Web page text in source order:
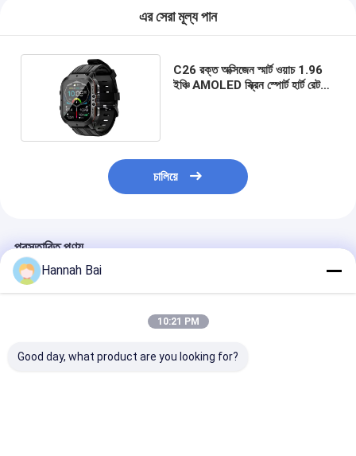
এর সেরা মূল্য পান
C26 রক্ত অক্সিজেন স্মার্ট ওয়াচ 1.96
ইঞ্চি AMOLED স্ক্রিন স্পোর্ট হার্ট রেট
চালিয়ে
প্রস্তাবিত পণ্য
Hannah Bai
10:21 PM
Good day, what product are you looking for?